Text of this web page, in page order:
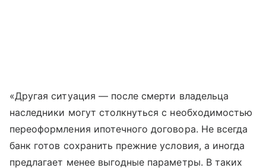
«Другая ситуация — после смерти владельца
наследники могут столкнуться с необходимостью
переоформления ипотечного договора. Не всегда
банк готов сохранить прежние условия, а иногда
предлагает менее выгодные параметры. В таких